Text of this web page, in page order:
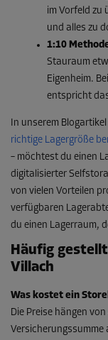
im Vorfeld zu
und alles zu
1:10
Stauraum
Eigenheim.
entspricht
In unserem
richtige Lagergröße
– möchtest du einen
digitalisierter
von vielen Vorteilen
verfügbaren
du einen Lagerraum,
Häufig
Villach
Was kostet ein
Die Preise hängen
Versicherungssumme